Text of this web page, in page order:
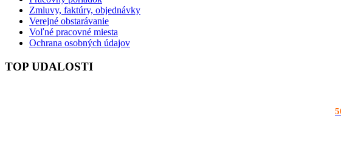
Zmluvy, faktúry, objednávky
Verejné obstarávanie
Voľné pracovné miesta
Ochrana osobných údajov
TOP UDALOSTI